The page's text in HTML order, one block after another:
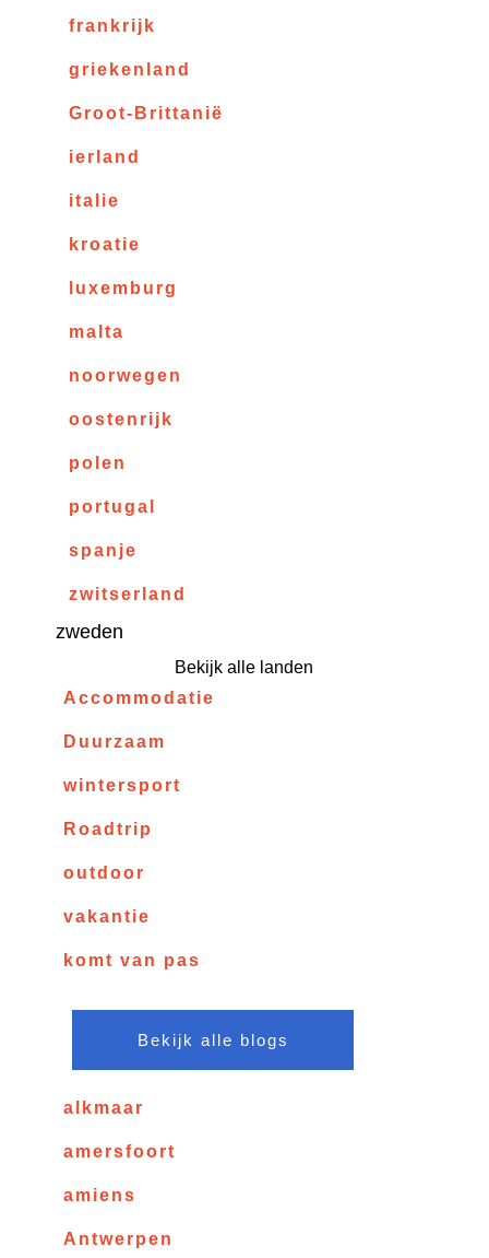
frankrijk
griekenland
Groot-Brittanië
ierland
italie
kroatie
luxemburg
malta
noorwegen
oostenrijk
polen
portugal
spanje
zwitserland
zweden
Bekijk alle landen
Accommodatie
Duurzaam
wintersport
Roadtrip
outdoor
vakantie
komt van pas
Bekijk alle blogs
alkmaar
amersfoort
amiens
Antwerpen